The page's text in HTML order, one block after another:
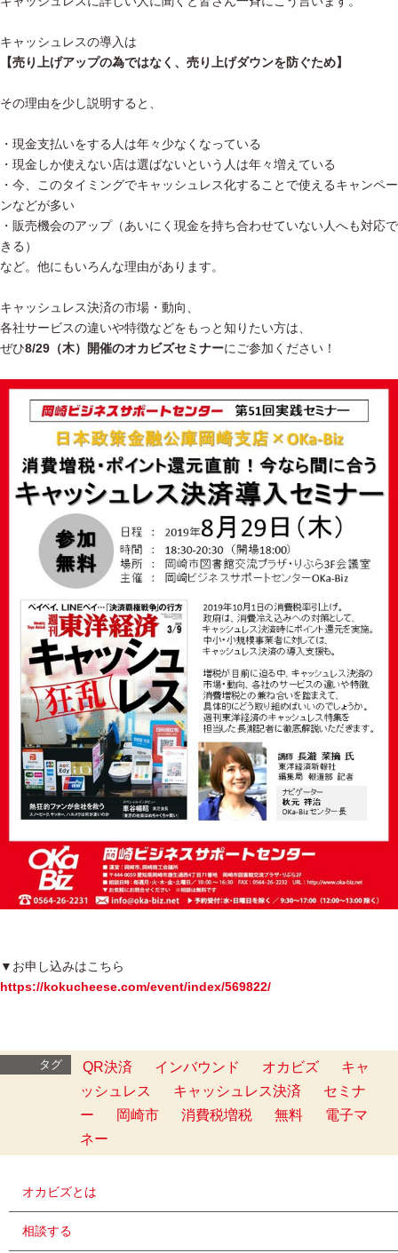
キャッシュレスの導入は
【売り上げアップの為ではなく、売り上げダウンを防ぐため】
その理由を少し説明すると、
・現金支払いをする人は年々少なくなっている
・現金しか使えない店は選ばないという人は年々増えている
・今、このタイミングでキャッシュレス化することで使えるキャンペー
ンなどが多い
・販売機会のアップ（あいにく現金を持ち合わせていない人へも対応で
きる）
など。他にもいろんな理由があります。
キャッシュレス決済の市場・動向、
各社サービスの違いや特徴などをもっと知りたい方は、
ぜひ8/29（木）開催のオカビズセミナーにご参加ください！
▼お申し込みはこちら
https://kokucheese.com/event/index/569822/
タグ QR決済 インバウンド オカビズ
キャ
ッシュレス
キャッシュレス決済
セミナ
ー
岡崎市 消費税増税 無料
電子マ
ネー
オカビズとは
相談する